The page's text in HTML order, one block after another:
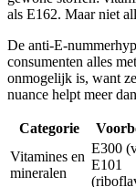
als E162. Maar niet
De anti-E-
consumenten alles
onmogelijk is, want
nuance helpt meer
Categorie
Vitamines en
mineralen
E300
E101